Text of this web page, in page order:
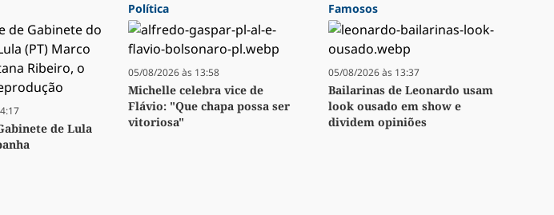
de Lula
Política
05/08/2026 às 13:58
Michelle celebra vice de
Flávio: "Que chapa possa ser
vitoriosa"
Famosos
05/08/2026 às 13:37
Bailarinas de Leonardo usam
look ousado em show e
dividem opiniões